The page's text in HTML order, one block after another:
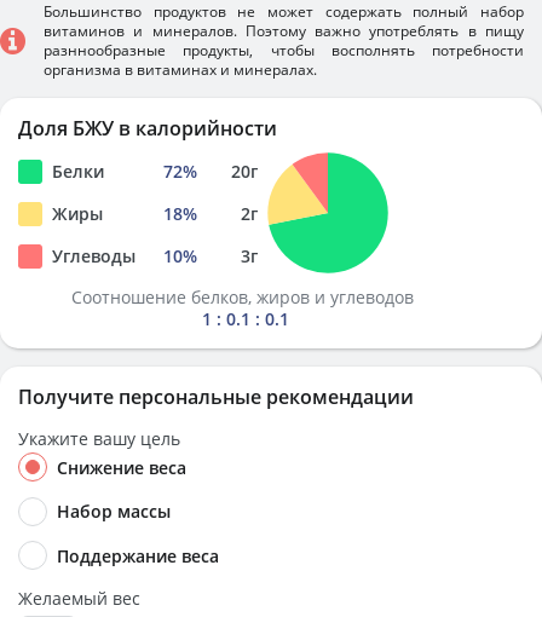
Большинство продуктов не может содержать полный набор
витаминов и минералов. Поэтому важно употреблять в пищу
разннообразные продукты, чтобы восполнять потребности
организма в витаминах и минералах.
Доля БЖУ в калорийности
Белки 72% 20г
Жиры
18% 2г
Углеводы
10% 3г
Соотношение белков, жиров и углеводов
1 : 0.1 : 0.1
Получите персональные рекомендации
Укажите вашу цель
Снижение веса
Набор массы
Поддержание веса
Желаемый вес